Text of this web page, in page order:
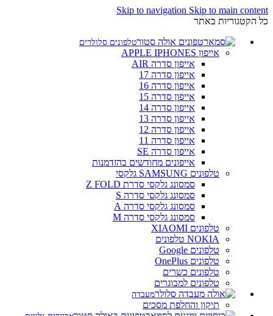
Skip to navigation Skip to main content
כל הקטגוריות באתר
טלפונים סלולרים
אייפון APPLE IPHONES
אייפון סדרה AIR
אייפון סדרה 17
אייפון סדרה 16
אייפון סדרה 15
אייפון סדרה 14
אייפון סדרה 13
אייפון סדרה 12
אייפון סדרה 11
אייפון סדרה SE
אייפונים מחודשים בהזדמנות
טלפונים SAMSUNG גלקסי
סמסונג גלקסי סדרת Z FOLD
סמסונג גלקסי סדרה S
סמסונג גלקסי סדרה A
סמסונג גלקסי סדרה M
טלפונים XIAOMI
NOKIA טלפונים
טלפונים Google
טלפונים OnePlus
טלפונים כשרים
טלפונים למבוגרים
מעבדה
תיקון והחלפת מסכים